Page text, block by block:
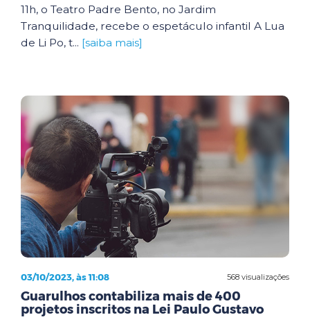
11h, o Teatro Padre Bento, no Jardim
Tranquilidade, recebe o espetáculo infantil A Lua
de Li Po, t... [saiba mais]
568 visualizações
03/10/2023, às 11:08
Guarulhos contabiliza mais de 400
projetos inscritos na Lei Paulo Gustavo